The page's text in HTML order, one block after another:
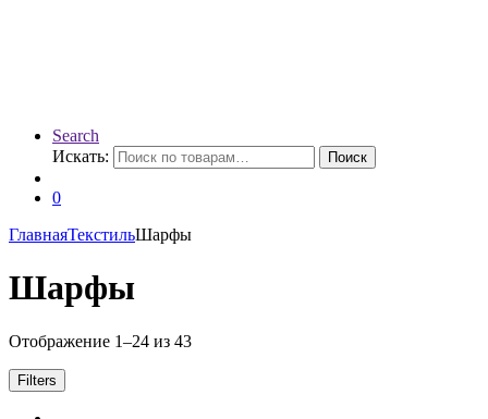
Search
Искать:
Поиск
0
ГлавнаяТекстильШарфы
Шарфы
Отображение 1–24 из 43
Filters